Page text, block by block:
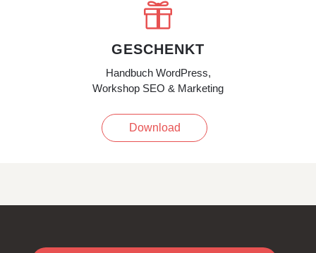

GESCHENKT
Handbuch WordPress,
Workshop SEO & Marketing
Download